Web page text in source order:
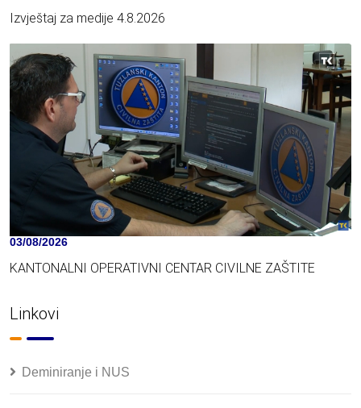
Izvještaj za medije 4.8.2026
03/08/2026
KANTONALNI OPERATIVNI CENTAR CIVILNE ZAŠTITE
Linkovi
Deminiranje i NUS